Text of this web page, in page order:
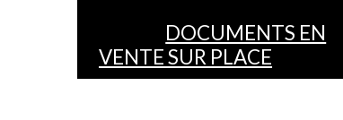
DOCUMENTS EN
VENTE SUR PLACE